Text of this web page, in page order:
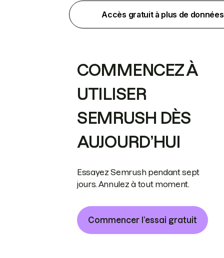
Accès gratuit à plus de données
COMMENCEZ À
UTILISER
SEMRUSH DÈS
AUJOURD’HUI
Essayez Semrush pendant sept
jours. Annulez à tout moment.
Commencer l’essai gratuit